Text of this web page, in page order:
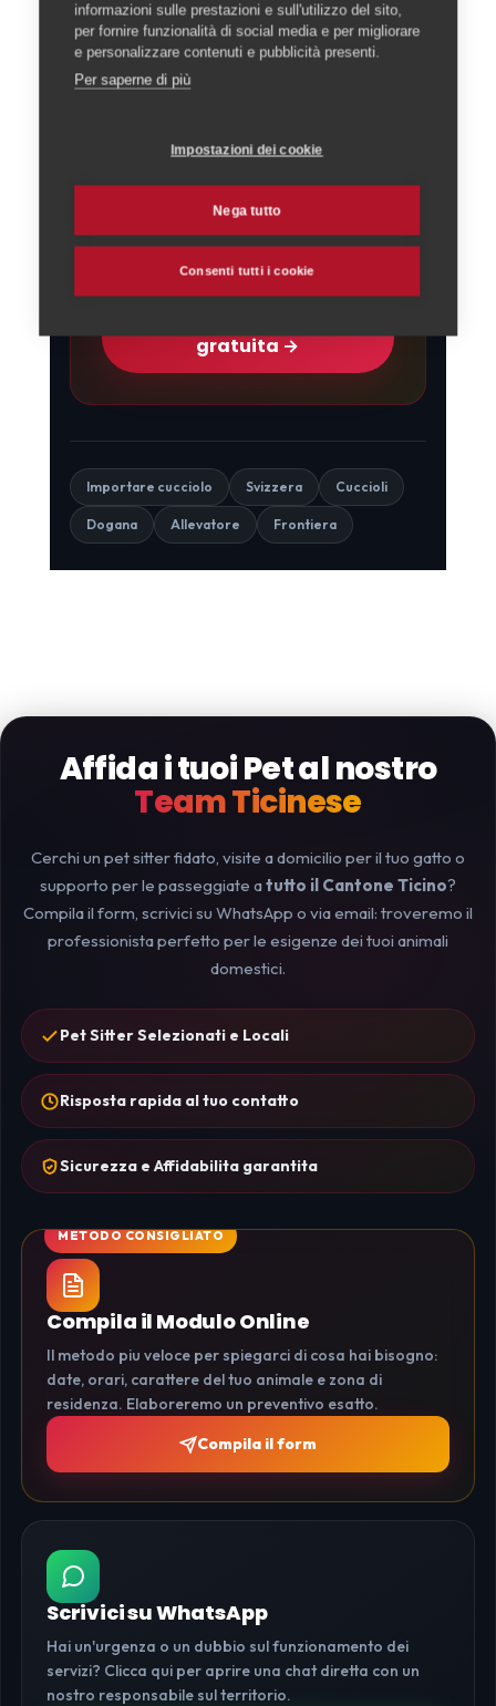
Stai per accogliere
un cucciolo in
Ti aiutiamo a partire bene:
pet taxi per il trasporto, educatori
cinofili per le basi. Il primo contatto
è gratuito e senza impegno.
gratuita →
Importare cucciolo Svizzera Cuccioli
Dogana Allevatore Frontiera
Affida i tuoi Pet al nostro
Team Ticinese
Cerchi un pet sitter fidato, visite a domicilio per il tuo gatto o
supporto per le passeggiate atutto il Cantone Ticino?
Compila il form, scrivici su WhatsApp o via email: troveremo il
professionista perfetto per le esigenze dei tuoi animali
domestici.
Pet Sitter Selezionati e Locali
Risposta rapida al tuo contatto
Sicurezza e Affidabilita garantita
Compila il Modulo Online
Il metodo piu veloce per spiegarci di cosa hai bisogno:
date, orari, carattere del tuo animale e zona di
residenza. Elaboreremo un preventivo esatto.
Compila il form
Scrivici su WhatsApp
Hai un'urgenza o un dubbio sul funzionamento dei
servizi? Clicca qui per aprire una chat diretta con un
nostro responsabile sul territorio.
informazioni sulle prestazioni e sull'utilizzo del sito,
per fornire funzionalità di social media e per migliorare
e personalizzare contenuti e pubblicità presenti.
Per saperne di più
Impostazioni dei cookie
Nega tutto
Consenti tutti i cookie